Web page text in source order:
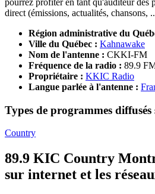
direct (émissions, actualités, chansons,
Région administrative du
Ville du Québec : Kahnawake
Nom de l'antenne : CKKI-FM
Fréquence de la radio : 89.9
Propriétaire : KKIC Radio
Langue parlée à l'antenne :
Types de programmes
Country
89.9 KIC Country
sur internet et les